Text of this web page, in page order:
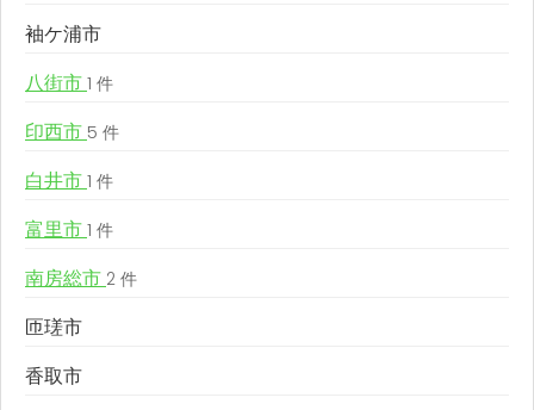
袖ケ浦市
八街市 1 件
印西市 5 件
白井市 1 件
富里市 1 件
南房総市 2 件
匝瑳市
香取市